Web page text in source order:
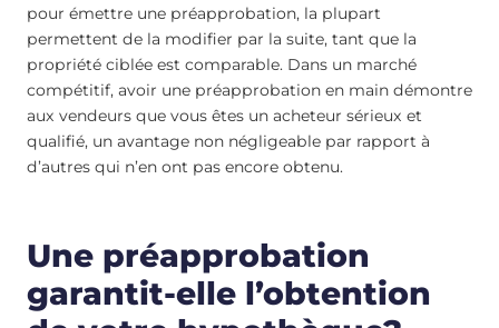
pour émettre une préapprobation, la plupart
permettent de la modifier par la suite, tant que la
propriété ciblée est comparable. Dans un marché
compétitif, avoir une préapprobation en main démontre
aux vendeurs que vous êtes un acheteur sérieux et
qualifié, un avantage non négligeable par rapport à
d’autres qui n’en ont pas encore obtenu.
Une préapprobation
garantit-elle l’obtention